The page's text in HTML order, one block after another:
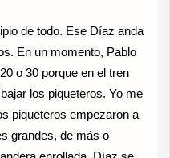
de todo. Ese Díaz anda
En un momento, Pablo
o 30 porque en el tren
los piqueteros. Yo me
piqueteros empezaron a
grandes, de más o